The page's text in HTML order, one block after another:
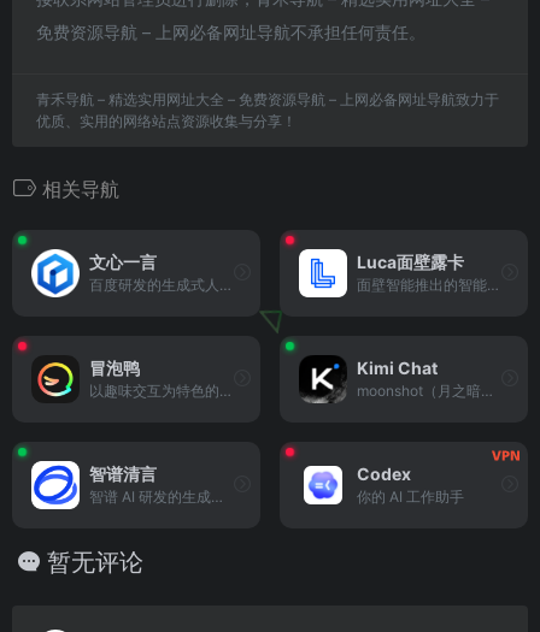
免费资源导航 – 上网必备网址导航不承担任何责任。
青禾导航 – 精选实用网址大全 – 免费资源导航 – 上网必备网址导航致力于
优质、实用的网络站点资源收集与分享！
相关导航
文心一言
百度研发的生成式人工智能，可实现多轮对话、内容创作、逻辑推理等功能，适配各类实用场景。
Luca面壁露卡
面壁智能推出的智能对话助手，具备优秀的语言理解与生成能力，适配学习、工作与生活场景。
冒泡鸭
以趣味交互为特色的智能对话工具，提供轻松的日常聊天、趣味问答与生活小助手功能。
Kimi Chat
moonshot（月之暗面）推出的智能对话模型，擅长长文本处理、复杂逻辑推理与多轮深度交互。
智谱清言
智谱 AI 研发的生成式对话模型，具备优秀的语言理解与内容生成能力，支持日常对话与专业场景需求。
Codex
你的 AI 工作助手
暂无评论